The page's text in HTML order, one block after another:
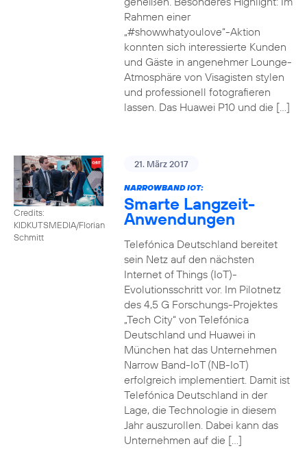
Rahmen einer
„#showwhatyoulove“-Aktion
konnten sich interessierte Kunden
und Gäste in angenehmer Lounge-
Atmosphäre von Visagisten stylen
und professionell fotografieren
lassen. Das Huawei P10 und die […]
Credits:
KIDKUTSMEDIA/Florian
Schmitt
21. März 2017
NARROWBAND IOT:
Smarte Langzeit-
Anwendungen
Telefónica Deutschland bereitet
sein Netz auf den nächsten
Internet of Things (IoT)-
Evolutionsschritt vor. Im Pilotnetz
des 4,5 G Forschungs-Projektes
„Tech City“ von Telefónica
Deutschland und Huawei in
München hat das Unternehmen
Narrow Band-IoT (NB-IoT)
erfolgreich implementiert. Damit ist
Telefónica Deutschland in der
Lage, die Technologie in diesem
Jahr auszurollen. Dabei kann das
Unternehmen auf die […]